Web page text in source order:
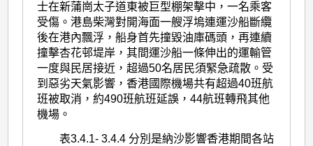
士在新蒲崗太子道東被巨型棚架擊中，一名乘客
受傷。港島柴灣對開海面一艘浮塢連運沙船斷纜
後在港內飄浮，船身首先撞毀油庫碼頭，再連續
撞擊杏花邨堤岸，其間運沙船一條伸出的運輸管
一度與民居接近，超過50名居民須緊急疏散。受
到惡劣天氣影響，香港國際機場共有超過40班航
班被取消，約490班航班延誤，44航班轉飛其他
機場。
表3.4.1- 3.4.4 分別是納沙影響香港期間各站